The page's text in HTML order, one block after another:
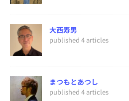
大西寿男
published 4 articles
まつもとあつし
published 4 articles